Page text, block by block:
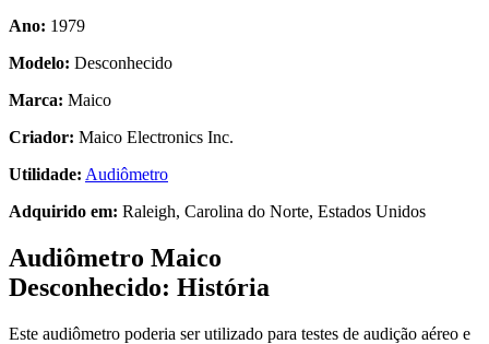
Ano: 1979
Modelo: Desconhecido
Marca: Maico
Criador: Maico Electronics Inc.
Utilidade: Audiômetro
Adquirido em: Raleigh, Carolina do Norte, Estados Unidos
Audiômetro Maico
Desconhecido: História
Este audiômetro poderia ser utilizado para testes de audição aéreo e